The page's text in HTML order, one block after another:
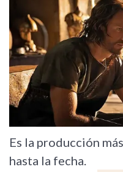
Es la producción
hasta la fecha.